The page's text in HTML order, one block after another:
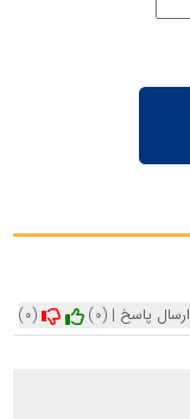
(0)
(0) ارسال پاسخ |